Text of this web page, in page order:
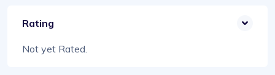
Rating
Not yet Rated.